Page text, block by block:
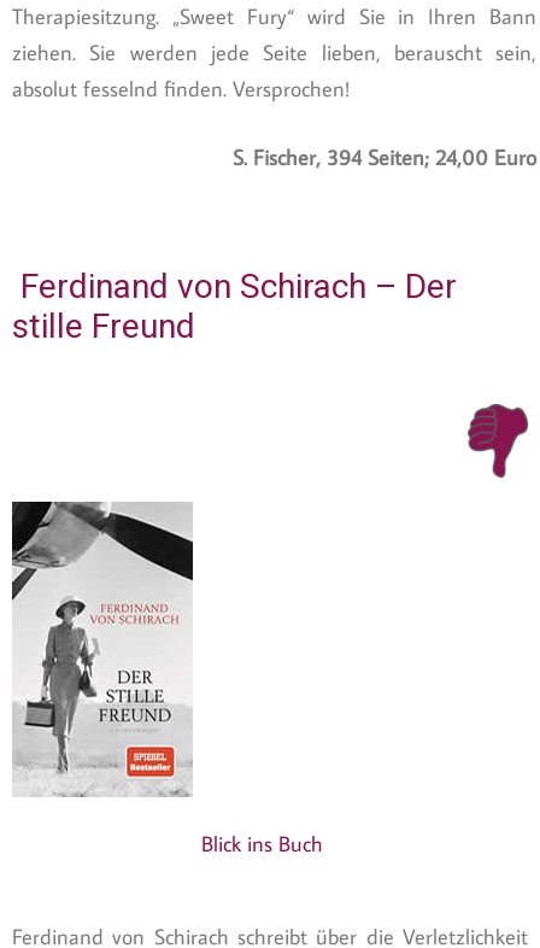
Therapiesitzung. „Sweet Fury“ wird Sie in Ihren Bann
ziehen. Sie werden jede Seite lieben, berauscht sein,
absolut fesselnd finden. Versprochen!
S. Fischer, 394 Seiten; 24,00 Euro
Ferdinand von Schirach – Der
stille Freund
Blick ins Buch
Ferdinand von Schirach schreibt über die Verletzlichkeit